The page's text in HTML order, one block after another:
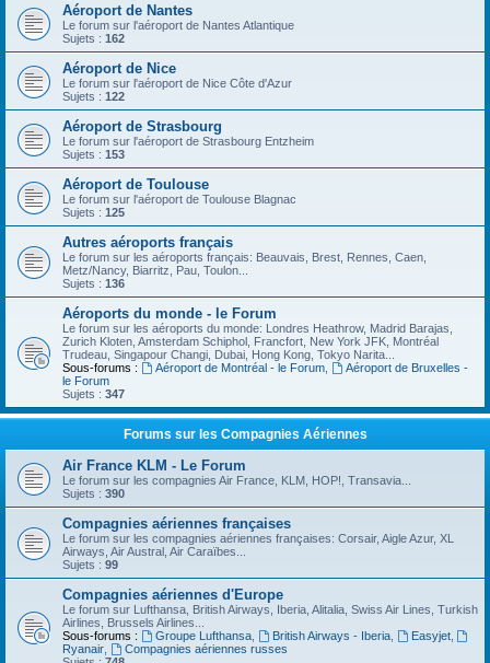
Aéroport de Nantes
Le forum sur l'aéroport de Nantes Atlantique
Sujets : 162
Aéroport de Nice
Le forum sur l'aéroport de Nice Côte d'Azur
Sujets : 122
Aéroport de Strasbourg
Le forum sur l'aéroport de Strasbourg Entzheim
Sujets : 153
Aéroport de Toulouse
Le forum sur l'aéroport de Toulouse Blagnac
Sujets : 125
Autres aéroports français
Le forum sur les aéroports français: Beauvais, Brest, Rennes, Caen,
Metz/Nancy, Biarritz, Pau, Toulon...
Sujets : 136
Aéroports du monde - le Forum
Le forum sur les aéroports du monde: Londres Heathrow, Madrid Barajas,
Zurich Kloten, Amsterdam Schiphol, Francfort, New York JFK, Montréal
Trudeau, Singapour Changi, Dubai, Hong Kong, Tokyo Narita...
Sous-forums :
Aéroport de Montréal - le Forum,
Aéroport de Bruxelles -
le Forum
Sujets : 347
Forums sur les Compagnies Aériennes
Air France KLM - Le Forum
Le forum sur les compagnies Air France, KLM, HOP!, Transavia...
Sujets : 390
Compagnies aériennes françaises
Le forum sur les compagnies aériennes françaises: Corsair, Aigle Azur, XL
Airways, Air Austral, Air Caraïbes...
Sujets : 99
Compagnies aériennes d'Europe
Le forum sur Lufthansa, British Airways, Iberia, Alitalia, Swiss Air Lines, Turkish
Airlines, Brussels Airlines...
Sous-forums :
Groupe Lufthansa, British Airways - Iberia, Easyjet,
Ryanair
Compagnies aériennes russes